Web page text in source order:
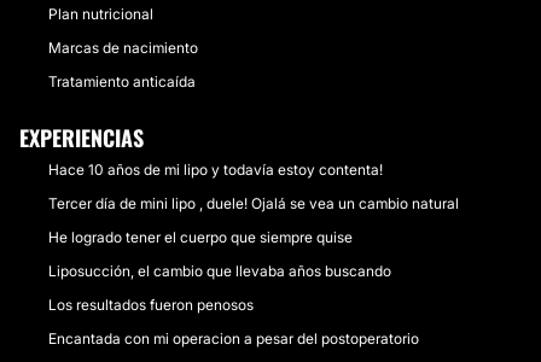
Plan nutricional
Marcas de nacimiento
Tratamiento anticaída
EXPERIENCIAS
Hace 10 años de mi lipo y todavía estoy contenta!
Tercer día de mini lipo , duele! Ojalá se vea un cambio natural
He logrado tener el cuerpo que siempre quise
Liposucción, el cambio que llevaba años buscando
Los resultados fueron penosos
Encantada con mi operacion a pesar del postoperatorio